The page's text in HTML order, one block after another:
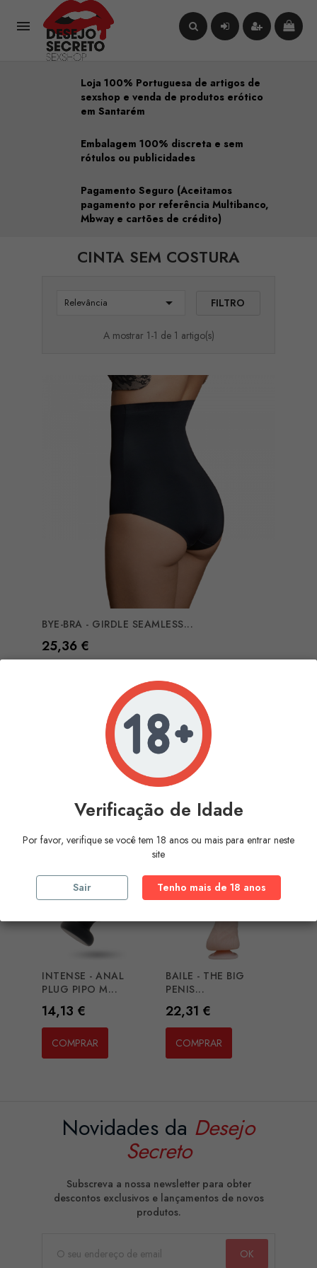

Loja 100% Portuguesa de artigos de
sexshop e venda de produtos erótico
em Santarém
Embalagem 100% discreta e sem
rótulos ou publicidades
Pagamento Seguro (Aceitamos
pagamento por referência Multibanco,
Mbway e cartões de crédito)
CINTA SEM COSTURA
Relevância  FILTRO
A mostrar 1-1 de 1 artigo(s)
BYE-BRA - GIRDLE SEAMLESS...
Preço
25,36 €
A mostrar 1-1 de 1 artigo(s)
Voltar ao topo
O MaisVendido
INTENSE - ANAL
PLUG PIPO M...
Preço
14,13 €
COMPRAR
BAILE - THE BIG
PENIS...
Preço
22,31 €
COMPRAR
Novidades da Desejo
Secreto
Subscreva a nossa newsletter para obter
descontos exclusivos e lançamentos de novos
produtos.
Verificação de Idade
Por favor, verifique se você tem 18 anos ou mais para entrar neste
site
Sair Tenho mais de 18 anos